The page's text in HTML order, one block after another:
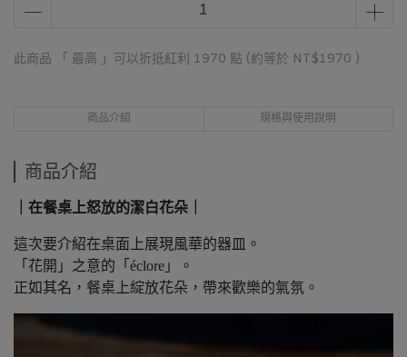
此商品 「 最高 」可以折抵紅利 1970 點 (約等於 NT$1970 )
商品介紹 規格與使用說明
商品介紹
｜在餐桌上怒放的潔白花朵｜
這次要介紹在桌面上展現風華的器皿。
「花開」之意的「éclore」。
正如其名，餐桌上綻放花朵，帶來歡樂的氣氛。